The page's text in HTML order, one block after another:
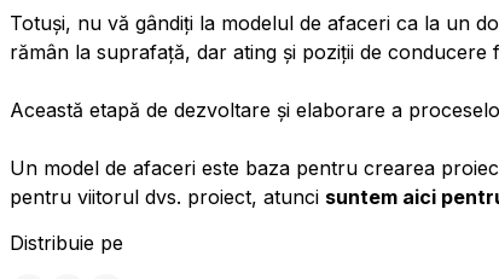
Totuși, nu vă gândiți la modelul de afaceri ca la un
rămân la suprafață, dar ating și poziții de conducere
Această etapă de dezvoltare și elaborare a
Un model de afaceri este baza pentru crearea
pentru viitorul dvs. proiect, atunci suntem aici
Distribuie pe